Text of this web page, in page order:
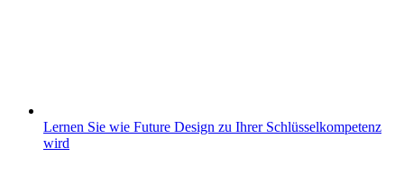
Lernen Sie wie Future Design zu Ihrer Schlüsselkompetenz
wird